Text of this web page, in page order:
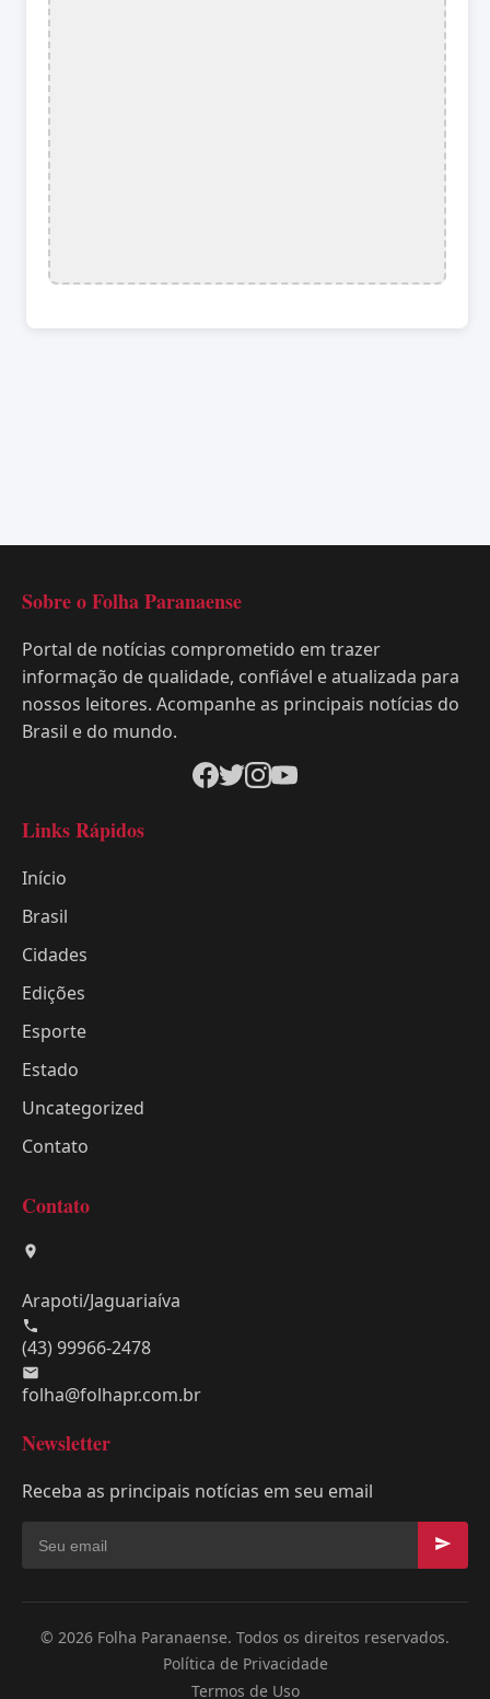
Sobre o Folha Paranaense
Portal de notícias comprometido em trazer
informação de qualidade, confiável e atualizada para
nossos leitores. Acompanhe as principais notícias do
Brasil e do mundo.
Links Rápidos
Início
Brasil
Cidades
Edições
Esporte
Estado
Uncategorized
Contato
Contato
Arapoti/Jaguariaíva
(43) 99966-2478
folha@folhapr.com.br
Newsletter
Receba as principais notícias em seu email
© 2026 Folha Paranaense. Todos os direitos reservados.
Política de Privacidade
Termos de Uso